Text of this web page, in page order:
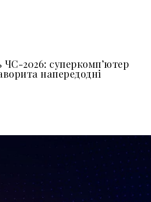
2026: суперкомп’ютер
напередодні